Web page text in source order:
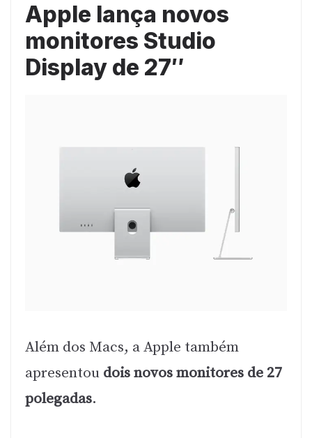
Apple lança novos
monitores Studio
Display de 27″
Além dos Macs, a Apple também
apresentou dois novos monitores de 27
polegadas.